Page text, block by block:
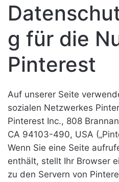
g für die
Pinterest
Auf unserer Seite
sozialen Netzwerkes
Pinterest Inc., 808
CA 94103-490, USA
Wenn Sie eine Seite
enthält, stellt Ihr Browser
zu den Servern von